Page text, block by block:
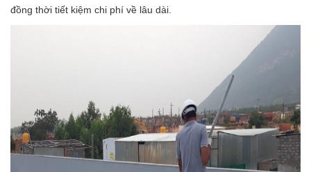
đồng thời tiết kiệm chi phí về lâu dài.